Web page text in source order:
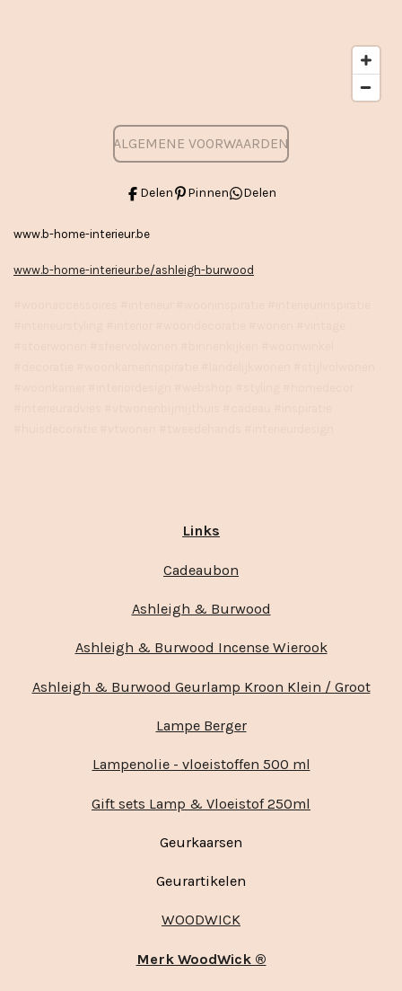
ALGEMENE VOORWAARDEN
Delen Pinnen Delen
www.b-home-interieur.be
www.b-home-interieur.be/ashleigh-burwood
Links
Cadeaubon
Ashleigh & Burwood
Ashleigh & Burwood Incense Wierook
Ashleigh & Burwood Geurlamp Kroon Klein / Groot
Lampe Berger
Lampenolie - vloeistoffen 500 ml
Gift sets Lamp & Vloeistof 250ml
Geurkaarsen
Geurartikelen
WOODWICK
Merk WoodWick ®